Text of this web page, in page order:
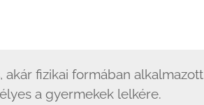
akár fizikai formában alkalmazott
a gyermekek lelkére.